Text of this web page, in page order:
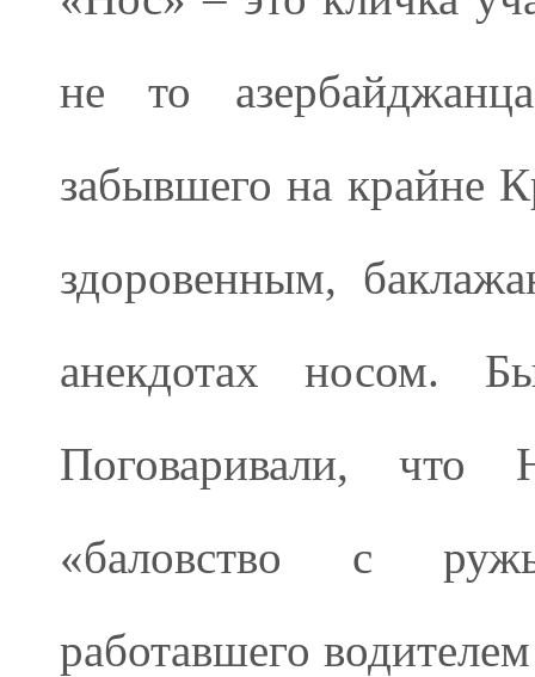
не то
забывшего на крайне
здоровенным,
анекдотах носом.
Поговаривали, что
«баловство с
работавшего